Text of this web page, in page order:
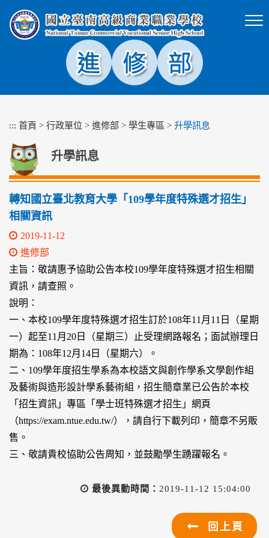
塊
::: 首頁 > 行政單位 > 進修部 > 學生專區 > 升學訊息
升學訊息
轉知國立臺北教育大學「109學年度特殊選才招生」
相關資訊
2019-11-12
進修部
主旨：敬請惠予協助公告本校109學年度特殊選才招生相關
資訊，請查照。
說明：
一、本校109學年度特殊選才招生訂於108年11月11日（星期
一）起至11月20日（星期三）止受理網路報名；面試辦理日
期為：108年12月14日（星期六）。
二、109學年度招生學系為本校語文與創作學系文學創作組
及藝術與造形設計學系藝術組，招生簡章業已公告於本校
「招生資訊」專區「學士班特殊選才招生」網頁
（https://exam.ntue.edu.tw/），請自行下載列印，簡章不另販
售。
三、敬請貴校協助公告周知，並鼓勵學生踴躍報名。
最後異動時間： 2019-11-12 15:04:00
回上頁